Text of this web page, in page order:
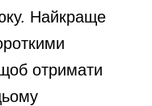
Найкраще
отримати